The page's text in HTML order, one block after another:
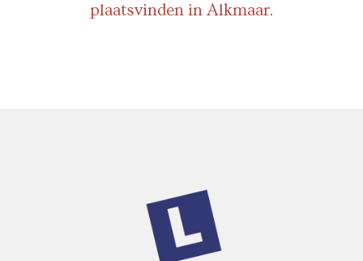
plaatsvinden in Alkmaar.